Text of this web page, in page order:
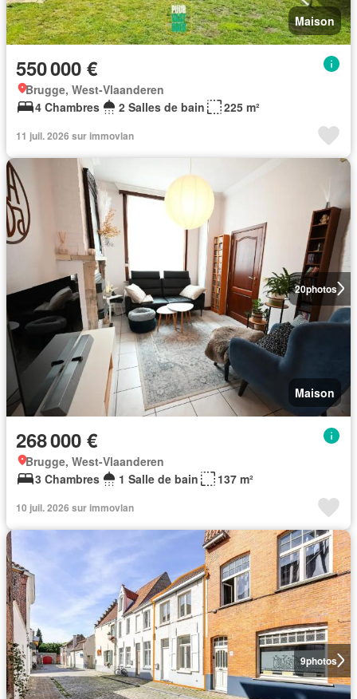
Maison
550 000 €
Brugge, West-Vlaanderen
4 Chambres
2 Salles de bain 225 m²
11 juil. 2026 sur immovlan
20photos
Maison
268 000 €
Brugge, West-Vlaanderen
3 Chambres
1 Salle de bain 137 m²
10 juil. 2026 sur immovlan
9photos